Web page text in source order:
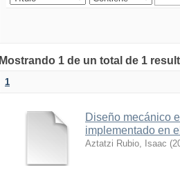
Mostrando 1 de un total de 1
1
Diseño mecánico
implementado en
Aztatzi Rubio, Isaac (